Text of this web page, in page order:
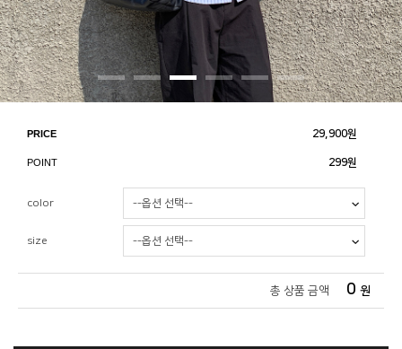
PRICE 29,900원
POINT 299원
color
size
총 상품 금액 0 원